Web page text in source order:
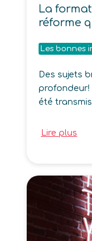
La
réforme
Les bonnes
Des sujets
profondeur!
été transmis
Lire plus